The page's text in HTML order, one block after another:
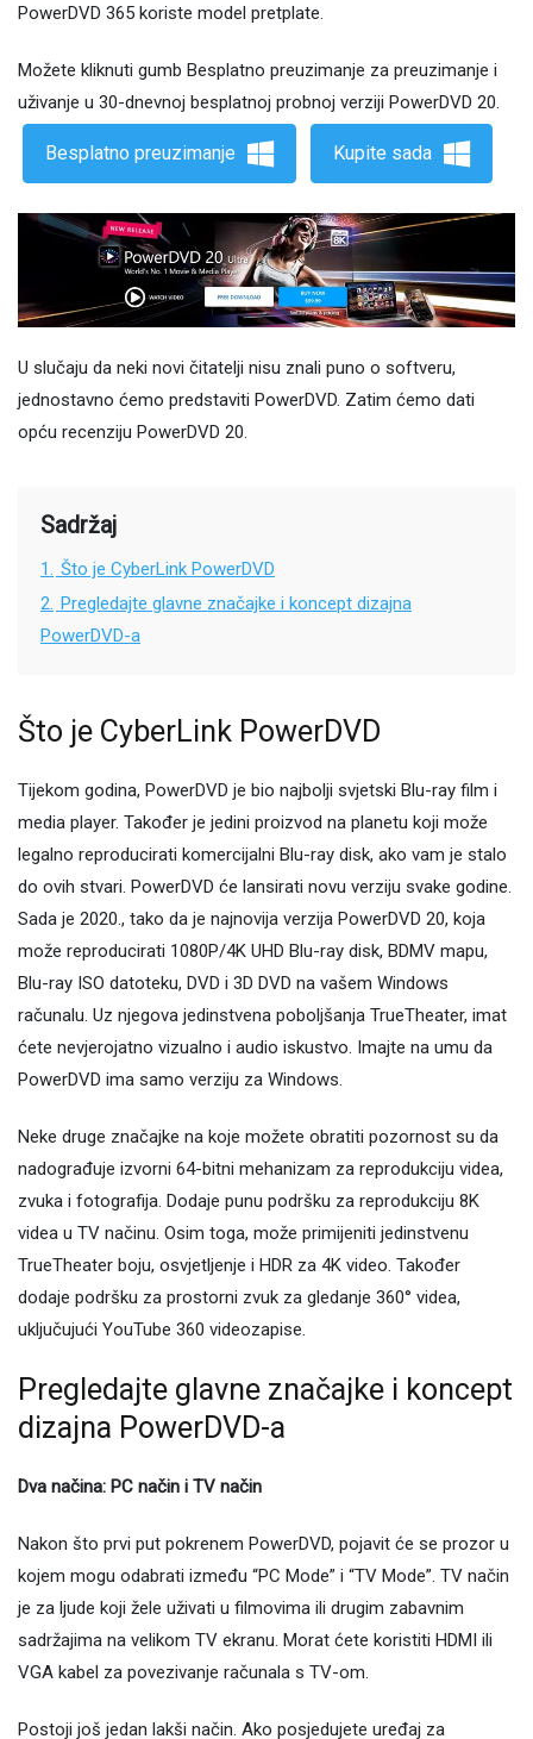
PowerDVD 365 koriste model pretplate.
Možete kliknuti gumb Besplatno preuzimanje za preuzimanje i
uživanje u 30-dnevnoj besplatnoj probnoj verziji PowerDVD 20.
Besplatno preuzimanje Kupite sada
U slučaju da neki novi čitatelji nisu znali puno o softveru,
jednostavno ćemo predstaviti PowerDVD. Zatim ćemo dati
opću recenziju PowerDVD 20.
Sadržaj
1. Što je CyberLink PowerDVD
2. Pregledajte glavne značajke i koncept dizajna
PowerDVD-a
Što je CyberLink PowerDVD
Tijekom godina, PowerDVD je bio najbolji svjetski Blu-ray film i
media player. Također je jedini proizvod na planetu koji može
legalno reproducirati komercijalni Blu-ray disk, ako vam je stalo
do ovih stvari. PowerDVD će lansirati novu verziju svake godine.
Sada je 2020., tako da je najnovija verzija PowerDVD 20, koja
može reproducirati 1080P/4K UHD Blu-ray disk, BDMV mapu,
Blu-ray ISO datoteku, DVD i 3D DVD na vašem Windows
računalu. Uz njegova jedinstvena poboljšanja TrueTheater, imat
ćete nevjerojatno vizualno i audio iskustvo. Imajte na umu da
PowerDVD ima samo verziju za Windows.
Neke druge značajke na koje možete obratiti pozornost su da
nadograđuje izvorni 64-bitni mehanizam za reprodukciju videa,
zvuka i fotografija. Dodaje punu podršku za reprodukciju 8K
videa u TV načinu. Osim toga, može primijeniti jedinstvenu
TrueTheater boju, osvjetljenje i HDR za 4K video. Također
dodaje podršku za prostorni zvuk za gledanje 360° videa,
uključujući YouTube 360 ​​videozapise.
Pregledajte glavne značajke i koncept
dizajna PowerDVD-a
Dva načina: PC način i TV način
Nakon što prvi put pokrenem PowerDVD, pojavit će se prozor u
kojem mogu odabrati između “PC Mode” i “TV Mode”. TV način
je za ljude koji žele uživati ​​u filmovima ili drugim zabavnim
sadržajima na velikom TV ekranu. Morat ćete koristiti HDMI ili
VGA kabel za povezivanje računala s TV-om.
Postoji još jedan lakši način. Ako posjedujete uređaj za